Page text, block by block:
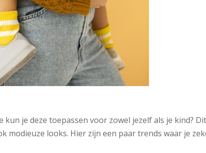
je deze toepassen voor zowel jezelf als je kind?
modieuze looks. Hier zijn een paar trends waar je